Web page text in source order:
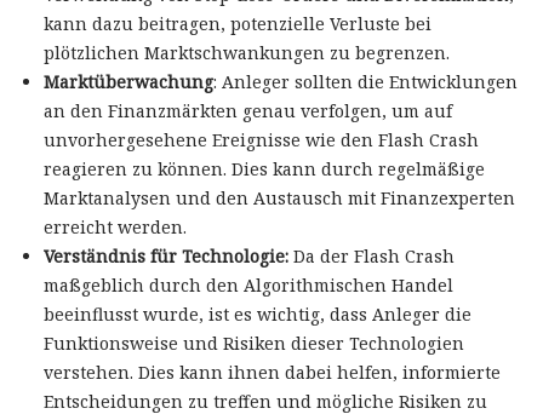
kann dazu beitragen, potenzielle Verluste bei
plötzlichen Marktschwankungen zu begrenzen.
Marktüberwachung: Anleger sollten die Entwicklungen
an den Finanzmärkten genau verfolgen, um auf
unvorhergesehene Ereignisse wie den Flash Crash
reagieren zu können. Dies kann durch regelmäßige
Marktanalysen und den Austausch mit Finanzexperten
erreicht werden.
Verständnis für Technologie: Da der Flash Crash
maßgeblich durch den Algorithmischen Handel
beeinflusst wurde, ist es wichtig, dass Anleger die
Funktionsweise und Risiken dieser Technologien
verstehen. Dies kann ihnen dabei helfen, informierte
Entscheidungen zu treffen und mögliche Risiken zu